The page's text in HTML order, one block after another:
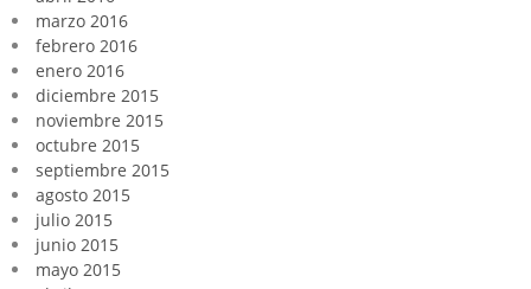
marzo 2016
febrero 2016
enero 2016
diciembre 2015
noviembre 2015
octubre 2015
septiembre 2015
agosto 2015
julio 2015
junio 2015
mayo 2015